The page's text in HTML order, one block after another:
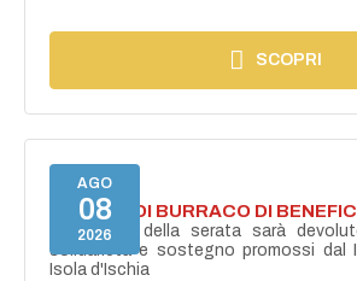
SCOPRI
AGO
08
2026
TORNEO DI BURRACO DI
Il ricavato della serata sarà
solidarietà e sostegno promossi dal
Isola d'Ischia